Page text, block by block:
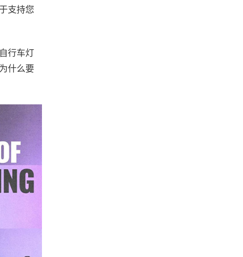
支持您
行车灯
什么要